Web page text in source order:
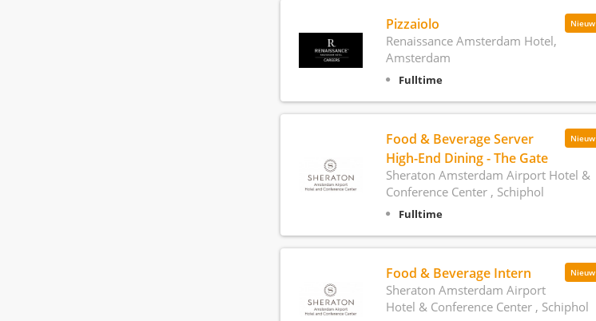
Nieuw
Pizzaiolo
Renaissance Amsterdam Hotel,
Amsterdam
Fulltime
Nieuw
Food & Beverage Server
High-End Dining - The Gate
Sheraton Amsterdam Airport Hotel &
Conference Center , Schiphol
Fulltime
Nieuw
Food & Beverage Intern
Sheraton Amsterdam Airport
Hotel & Conference Center , Schiphol